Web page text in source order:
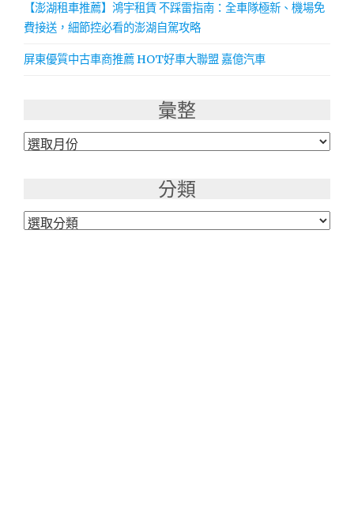
【澎湖租車推薦】鴻宇租賃 不踩雷指南：全車隊極新、機場免
費接送，細節控必看的澎湖自駕攻略
屏東優質中古車商推薦 HOT好車大聯盟 嘉億汽車
彙整
彙
分類
分